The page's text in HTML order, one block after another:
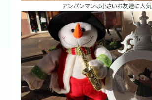
アンパンマンは小さいお友達に人気